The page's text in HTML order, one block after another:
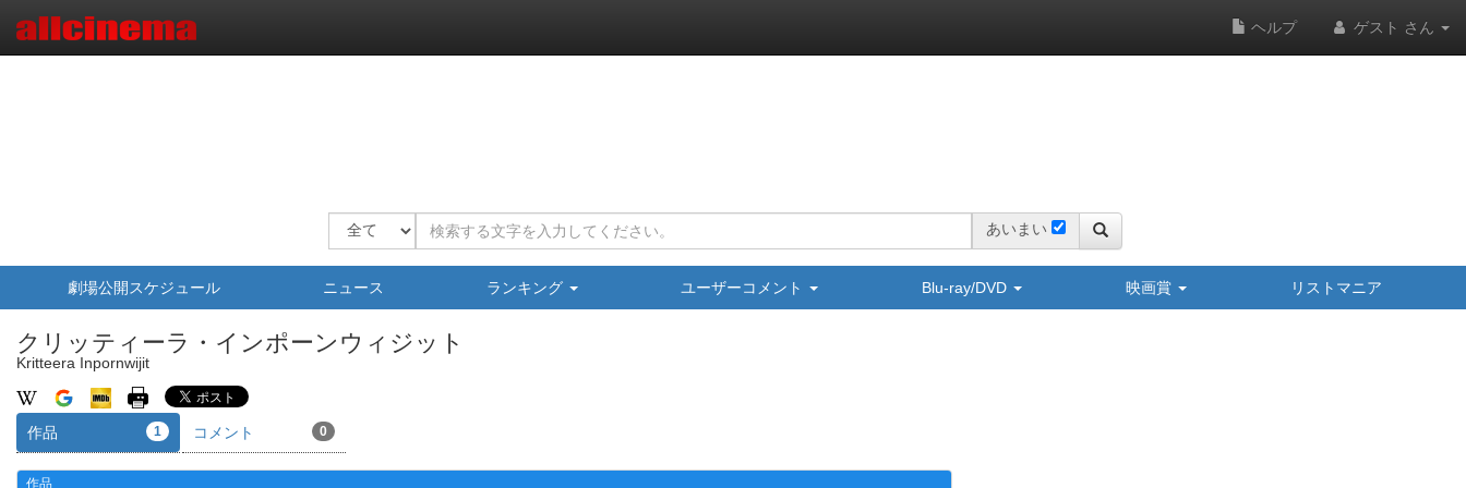
ヘルプ ゲスト さん
あいまい
劇場公開スケジュール ニュース ランキング ユーザーコメント Blu-ray/DVD 映画賞 リストマニア
クリッティーラ・インポーンウィジット
Kritteera Inpornwijit
作品 1 コメント 0
作品